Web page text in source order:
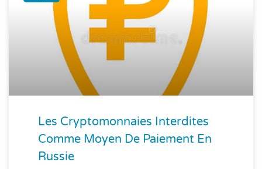
Les Cryptomonnaies Interdites
Comme Moyen De Paiement En
Russie